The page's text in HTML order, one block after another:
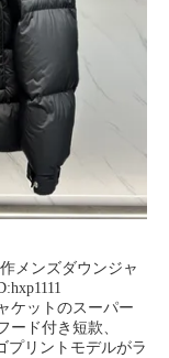
メンズダウンジャ
ケットのスーパー
ード付き短款、
プリントモデルがラ